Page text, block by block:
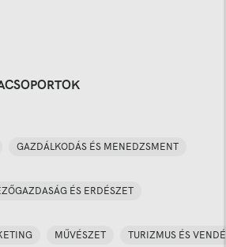
GAZDÁLKODÁS ÉS MENEDZSMENT
ÉS ERDÉSZET
MŰVÉSZET TURIZMUS ÉS